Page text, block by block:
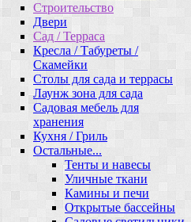
Строительство
Двери
Сад / Терраса
Кресла / Табуреты /
Скамейки
Столы для сада и террасы
Лаунж зона для сада
Садовая мебель для
хранения
Кухня / Гриль
Остальные...
Тенты и навесы
Уличные ткани
Камины и печи
Открытые бассейны